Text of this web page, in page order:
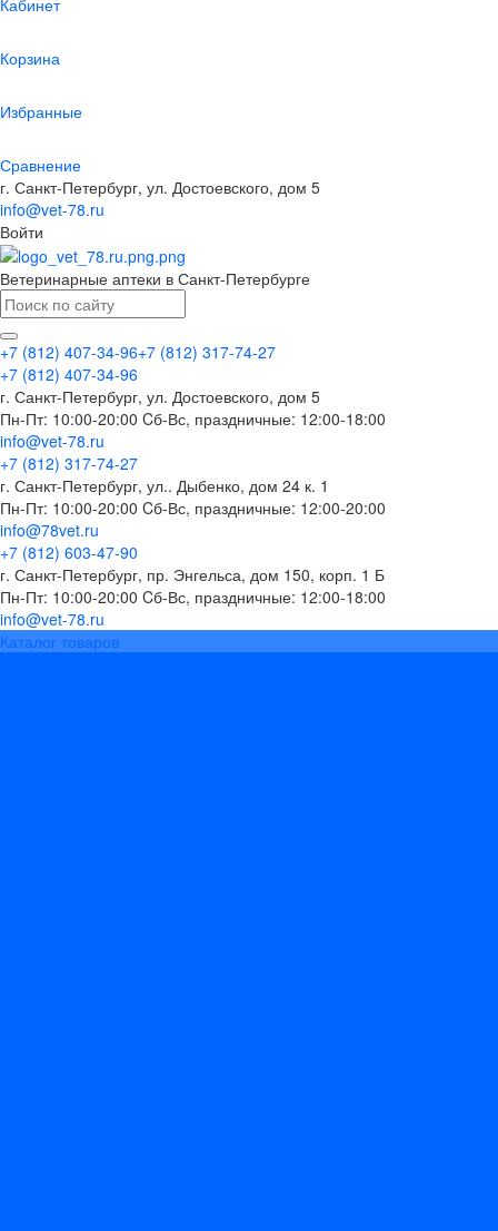
Кабинет
Корзина
Избранные
Сравнение
г. Санкт-Петербург, ул. Достоевского, дом 5
info@vet-78.ru
Войти
Ветеринарные аптеки в Санкт-Петербурге
+7 (812) 407-34-96+7 (812) 317-74-27
+7 (812) 407-34-96
г. Санкт-Петербург, ул. Достоевского, дом 5
Пн-Пт: 10:00-20:00 Cб-Вс, праздничные: 12:00-18:00
info@vet-78.ru
+7 (812) 317-74-27
г. Санкт-Петербург, ул.. Дыбенко, дом 24 к. 1
Пн-Пт: 10:00-20:00 Cб-Вс, праздничные: 12:00-20:00
info@78vet.ru
+7 (812) 603-47-90
г. Санкт-Петербург, пр. Энгельса, дом 150, корп. 1 Б
Пн-Пт: 10:00-20:00 Cб-Вс, праздничные: 12:00-18:00
info@vet-78.ru
Каталог товаров